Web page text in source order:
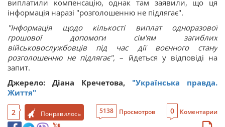
виплатили компенсацію, однак там заявили, що ця
інформація наразі "розголошенню не підлягає".
"Інформація щодо кількості виплат одноразової
грошової допомоги сім'ям загиблих
військовослужбовців під час дії воєнного стану
розголошенню не підлягає", – йдеться у відповіді на
запит.
Джерело: Діана Кречетова, "Українська правда.
Життя"
2 Понравилось 5138 Просмотров 0 Коментарии